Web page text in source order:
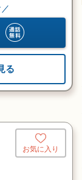
る
お気に入り